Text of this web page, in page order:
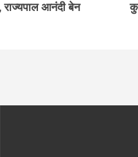
राज्यपाल आनंदी बेन